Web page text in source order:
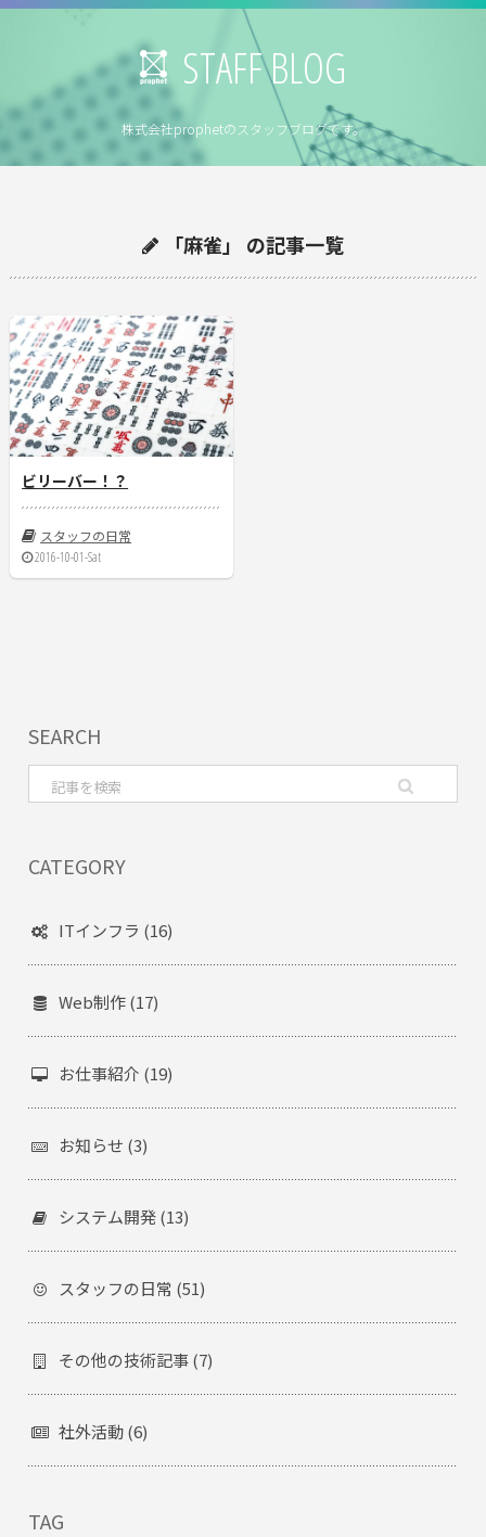
STAFF BLOG
株式会社prophetのスタッフブログです。
「麻雀」 の記事一覧
ビリーバー！？
スタッフの日常
2016-10-01-Sat
SEARCH
CATEGORY
ITインフラ (16)
Web制作 (17)
お仕事紹介 (19)
お知らせ (3)
システム開発 (13)
スタッフの日常 (51)
その他の技術記事 (7)
社外活動 (6)
TAG